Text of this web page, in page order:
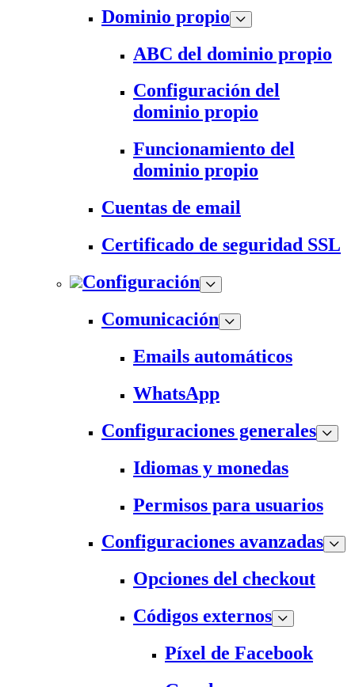
Dominio propio
ABC del dominio propio
Configuración del
dominio propio
Funcionamiento del
dominio propio
Cuentas de email
Certificado de seguridad SSL
Configuración
Comunicación
Emails automáticos
WhatsApp
Configuraciones generales
Idiomas y monedas
Permisos para usuarios
Configuraciones avanzadas
Opciones del checkout
Códigos externos
Píxel de Facebook